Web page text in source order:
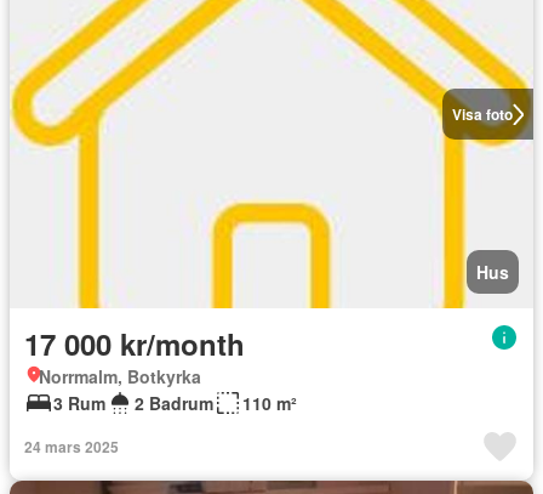
Visa foto
Hus
17 000 kr/month
Norrmalm, Botkyrka
3 Rum
2 Badrum 110 m²
24 mars 2025